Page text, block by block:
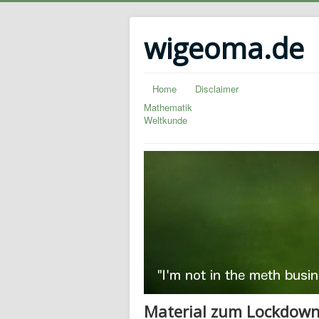
wigeoma.de
Home
Disclaimer
Mathematik
Weltkunde
Material zum